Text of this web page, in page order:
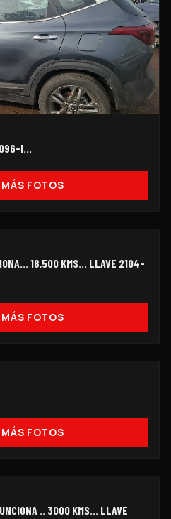
I...
FOTOS
18,500 KMS... LLAVE 2104-
FOTOS
FOTOS
KMS... LLAVE